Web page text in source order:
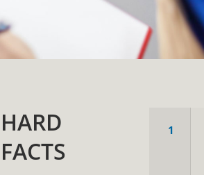
HARD
FACTS
1